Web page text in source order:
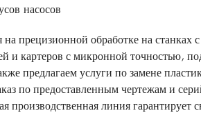
насосов
прецизионной обработке на станках
и картеров с микронной точностью,
предлагаем услуги по замене
по предоставленным чертежам и
производственная линия